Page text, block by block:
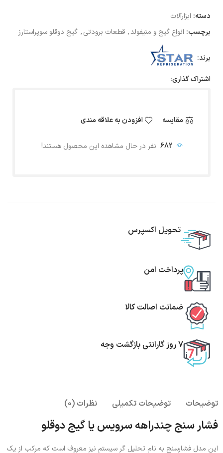
دسته: ابزارآلات
برچسب: انواع گیج و منیفولد, قطعات برودتی, گیج دوقلو سوپراستارز
برند:
اشتراک گذاری:
مقایسه افزودن به علاقه مندی
682 نفر در حال مشاهده این محصول هستند!
تحویل اکسپرس
پرداخت امن
ضمانت اصالت کالا
7 روز گارانتی بازگشت وجه
توضیحات توضیحات تکمیلی نظرات (0)
فشار سنج چندراهه سرویس یا گیج دوقلو
این مدل فشارسنج به نام تحلیل گر سیستم نیز معروف است که مرکب از یک